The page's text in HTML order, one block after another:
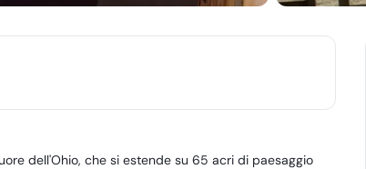
dell'Ohio, che si estende su 65 acri di paesaggio